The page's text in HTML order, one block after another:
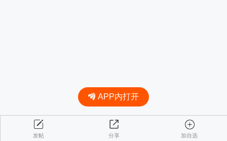
发帖 分享 加自选
APP内打开